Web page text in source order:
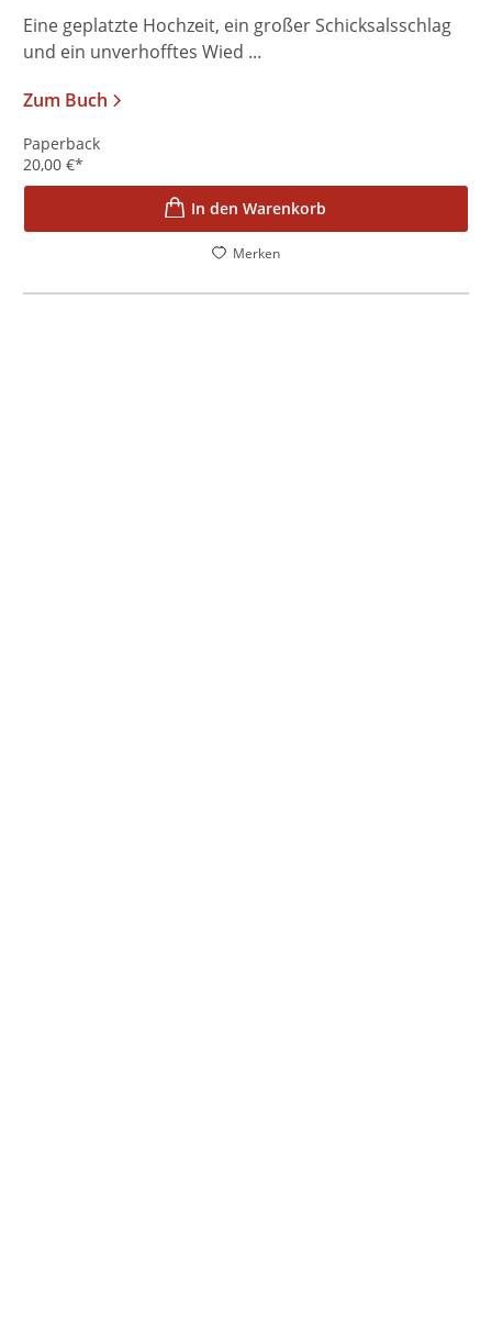
Eine geplatzte Hochzeit, ein großer Schicksalsschlag
und ein unverhofftes Wied ...
Zum Buch
Paperback
20,00 €*
In den Warenkorb
Merken